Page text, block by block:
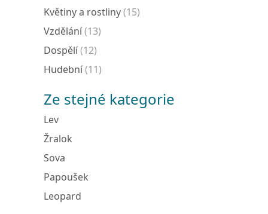
Květiny a rostliny(15)
Vzdělání(13)
Dospělí(12)
Hudební(11)
Ze stejné kategorie
Lev
Žralok
Sova
Papoušek
Leopard